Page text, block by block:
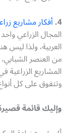
4. أفكار مشاريع
المجال الزراعي
العربية، ولذا
من العنصر
المشاريع
وتتفوق على كل
وإليك قائمة